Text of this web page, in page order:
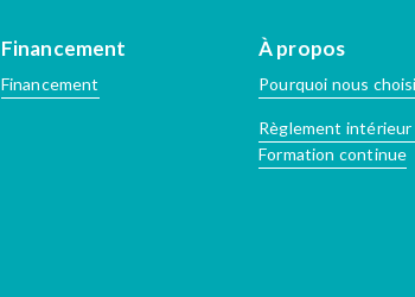
Financement
Financement
À propos
Pourquoi nous
Règlement intérieur
Formation continue